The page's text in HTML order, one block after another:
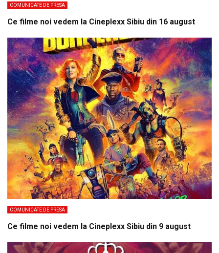
COMUNICATE DE PRESA
Ce filme noi vedem la Cineplexx Sibiu din 16 august
COMUNICATE DE PRESA
Ce filme noi vedem la Cineplexx Sibiu din 9 august